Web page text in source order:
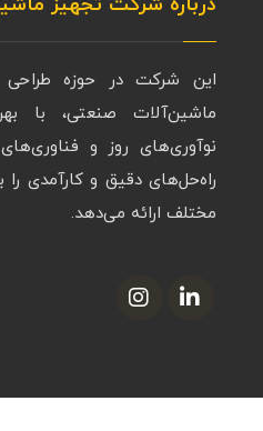
این شرکت در حوزه
ماشین‌آلات صنعتی، با
نوآوری‌های روز و
راه‌حل‌های دقیق و کارآمدی را
مختلف ارائه می‌دهد.